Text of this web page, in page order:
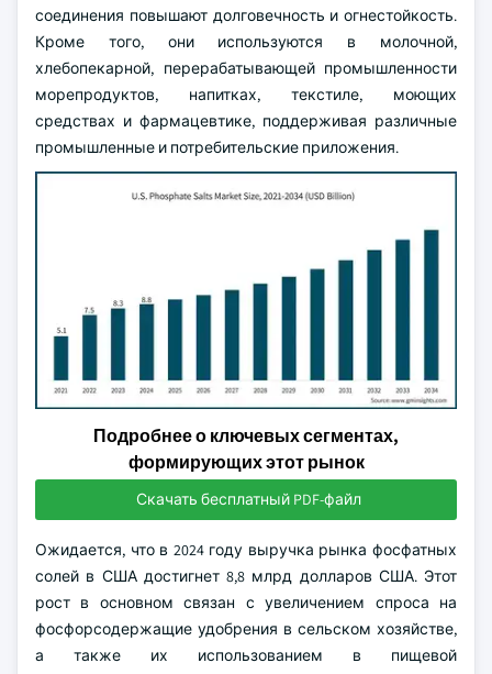
соединения повышают долговечность и огнестойкость.
Кроме того, они используются в молочной,
хлебопекарной, перерабатывающей промышленности
морепродуктов, напитках, текстиле, моющих
средствах и фармацевтике, поддерживая различные
промышленные и потребительские приложения.
Подробнее о ключевых сегментах,
формирующих этот рынок
Скачать бесплатный PDF-файл
Ожидается, что в 2024 году выручка рынка фосфатных
солей в США достигнет 8,8 млрд долларов США. Этот
рост в основном связан с увеличением спроса на
фосфорсодержащие удобрения в сельском хозяйстве,
а также их использованием в пищевой